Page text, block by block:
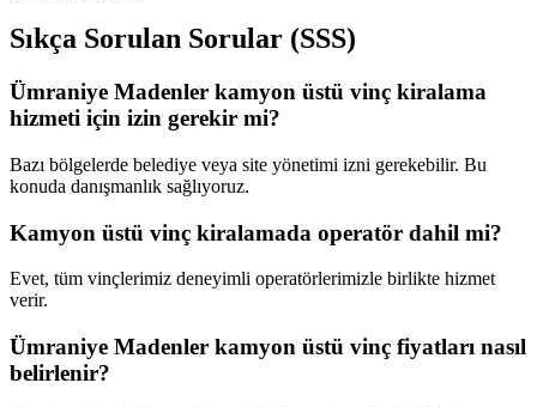
Sıkça Sorulan Sorular (SSS)
Ümraniye Madenler kamyon üstü vinç kiralama
hizmeti için izin gerekir mi?
Bazı bölgelerde belediye veya site yönetimi izni gerekebilir. Bu
konuda danışmanlık sağlıyoruz.
Kamyon üstü vinç kiralamada operatör dahil mi?
Evet, tüm vinçlerimiz deneyimli operatörlerimizle birlikte hizmet
verir.
Ümraniye Madenler kamyon üstü vinç fiyatları nasıl
belirlenir?